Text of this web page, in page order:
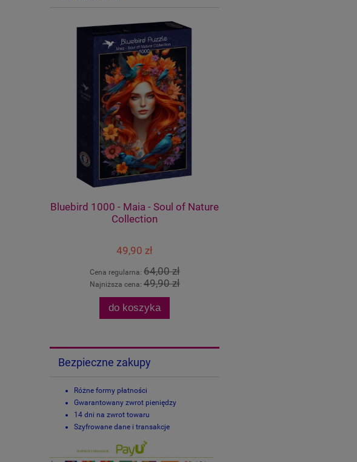
Bluebird 1000 - Maia - Soul of Nature
Collection
49,90 zł
Cena regularna: 64,00 zł
Najniższa cena: 49,90 zł
do koszyka
Bezpieczne zakupy
Różne formy płatności
Gwarantowany zwrot pieniędzy
14 dni na zwrot towaru
Szyfrowane dane i transakcje